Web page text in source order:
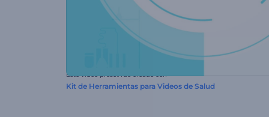
Este video preset fue creado con
Kit de Herramientas para Videos de Salud